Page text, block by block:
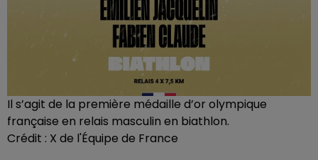
Il s’agit de la première médaille d’or olympique
française en relais masculin en biathlon.
Crédit : X de l'Équipe de France